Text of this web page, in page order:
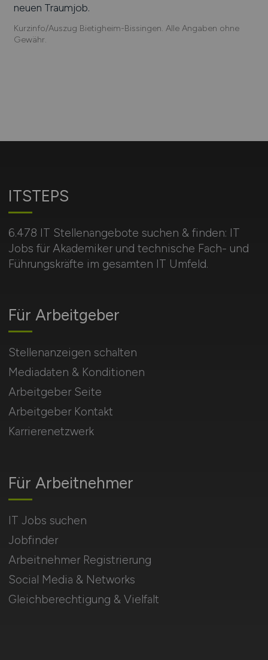
neuen Traumjob.
Kurzinfo/Auszug Bietigheim-Bissingen. Alle Angaben ohne
Gewähr.
ITSTEPS
6.478 IT Stellenangebote suchen & finden: IT
Jobs für Akademiker und technische Fach- und
Führungskräfte im gesamten IT Umfeld.
Für Arbeitnehmer
IT Jobs suchen
Jobfinder
Arbeitnehmer Registrierung
Social Media & Networks
Gleichberechtigung & Vielfalt
Für Arbeitgeber
Stellenanzeigen schalten
Mediadaten & Konditionen
Arbeitgeber Seite
Arbeitgeber Kontakt
Karrierenetzwerk